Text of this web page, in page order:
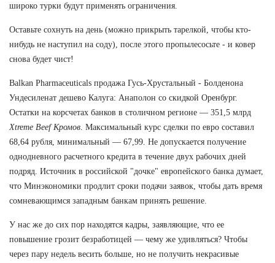
широко турки будут применять ограничения.
Оставьте сохнуть на день (можно прикрыть тарелкой, чтобы кто-
нибудь не наступил на соду), после этого пропылесосьте - и ковер
снова будет чист!
Balkan Pharmaceuticals продажа Гусь-Хрустальный - Болденона
Ундесиленат дешево Калуга: Анаполон со скидкой Оренбург.
Остатки на корсчетах банков в столичном регионе — 351,5 млрд
Xtreme Beef Кромов . Максимальный курс сделки по евро составил
68,64 рубля, минимальный — 67,99. Не допускается получение
однодневного расчетного кредита в течение двух рабочих дней
подряд. Источник в российской "дочке" европейского банка думает,
что Минэкономики продлит сроки подачи заявок, чтобы дать время
сомневающимся западным банкам принять решение.
У нас же до сих пор находятся кадры, заявляющие, что ее
повышение грозит безработицей — чему же удивляться? Чтобы
через пару недель весить больше, но не получить некрасивые